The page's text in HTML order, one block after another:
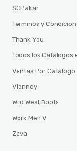
SCPakar
Terminos y
Thank You
Todos los Catalogos
Ventas Por Catalogo
Vianney
Wild West Boots
Work Men V
Zava